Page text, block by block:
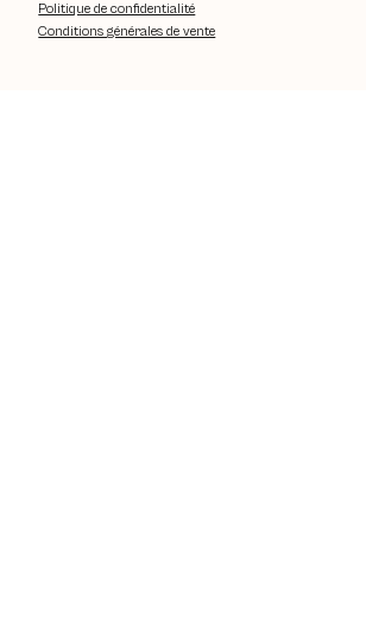
Politique de confidentialité
Conditions générales de vente